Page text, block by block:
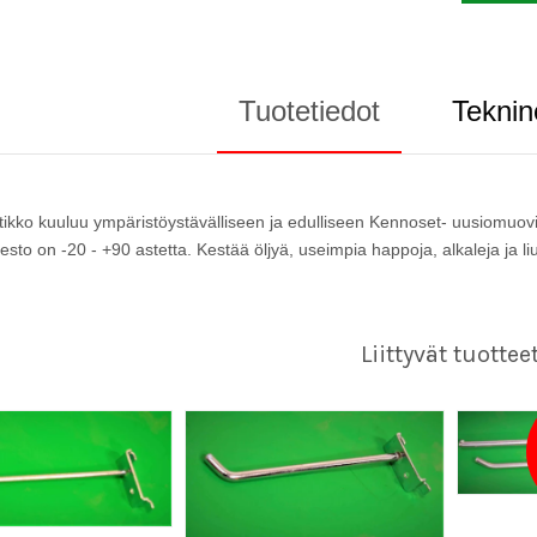
Tuotetiedot
kuuluu ympäristöystävälliseen ja edulliseen Kennoset-
on -20 - +90 astetta. Kestää öljyä, useimpia happoja, alkaleja ja
Liittyvät